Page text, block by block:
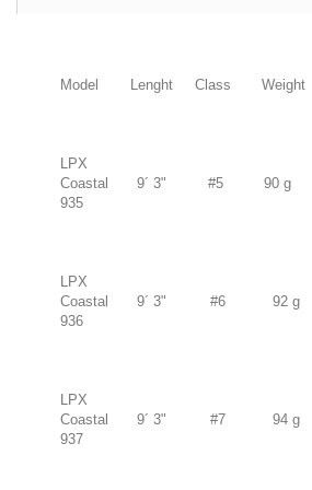
Model Lenght Class Weight
LPX
Coastal
935
9´ 3" #5 90 g
LPX
Coastal
936
9´ 3" #6 92 g
LPX
Coastal
937
9´ 3" #7 94 g